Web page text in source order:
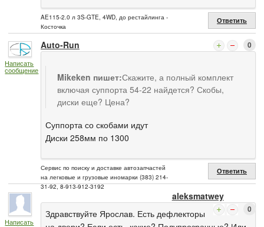
AE115-2.0 л 3S-GTE, 4WD, до рестайлинга -
Косточка
Ответить
Написать
сообщение
Auto-Run 0
Mikeken пишет:Скажите, а полный комплект
включая суппорта 54-22 найдется? Скобы,
диски еще? Цена?
Суппорта со скобами идут
Диски 258мм по 1300
Сервис по поиску и доставке автозапчастей
на легковые и грузовые иномарки (383) 214-
31-92, 8-913-912-3192
Ответить
Написать
aleksmatwey
0
Здравствуйте Ярослав. Есть дефлекторы